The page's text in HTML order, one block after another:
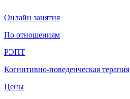
Онлайн занятия
По отношениям
РЭПТ
Когнитивно-поведенческая терапия
Цены